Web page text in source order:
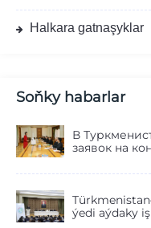
Halkara gatnaşyklar
Soňky habarlar
В
заявок на
ýedi aýdaky